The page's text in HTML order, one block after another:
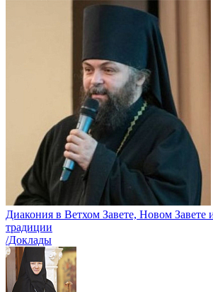
Диакония в Ветхом Завете, Новом Завете
традиции
/Доклады